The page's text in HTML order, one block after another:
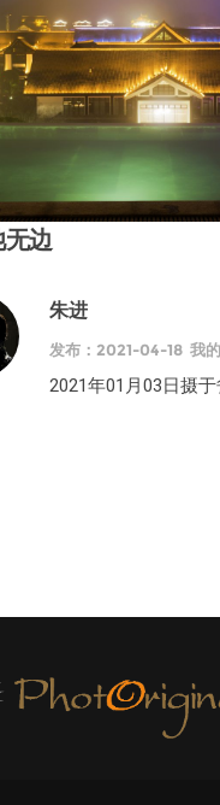
边
朱进
发布：2021-04-18 我
2021年01月03日摄